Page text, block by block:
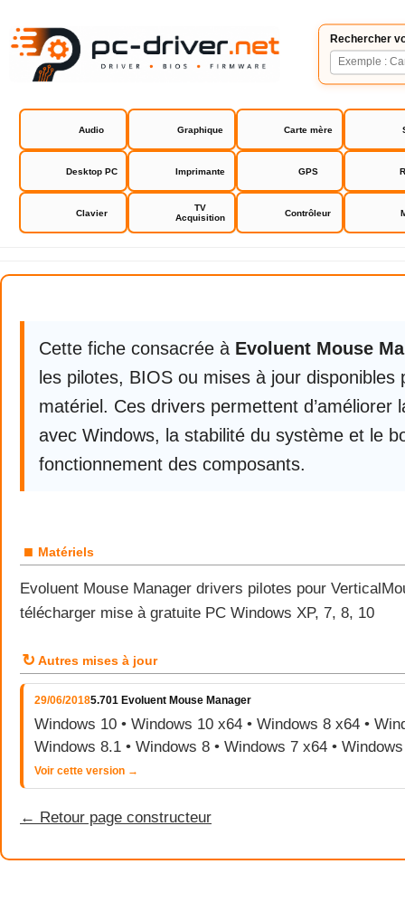
Rechercher
Audio Graphique Carte mère
Desktop PC Imprimante GPS
Clavier
TV
Acquisition
Contrôleur
Evoluent Mouse Manager
Cette fiche consacrée à Evoluent Mouse
les pilotes, BIOS ou mises à jour disponibles
matériel. Ces drivers permettent d’améliorer
avec Windows, la stabilité du système et le
fonctionnement des composants.
■ Matériels
Evoluent Mouse Manager drivers pilotes pour
télécharger mise à gratuite PC Windows XP, 7, 8, 10
↻ Autres mises à jour
29/06/20185.701 Evoluent Mouse Manager
Windows 10 • Windows 10 x64 • Windows 8 x64 •
Windows 8.1 • Windows 8 • Windows 7 x64 •
Voir cette version →
← Retour page constructeur